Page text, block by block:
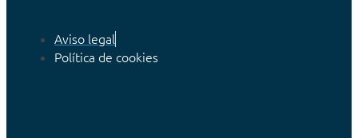
Aviso legal
Política de cookies